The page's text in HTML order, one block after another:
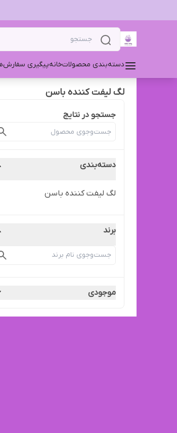
دسته‌بندی محصولاتخانهپیگیری سفارش
لگ لیفت کننده باسن
جستجو در نتایج
دسته‌بندی
لگ لیفت کننده باسن
برند
موجودی